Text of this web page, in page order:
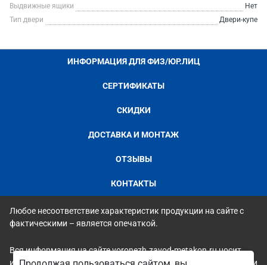
Выдвижные ящики
Нет
Тип двери
Двери-купе
ИНФОРМАЦИЯ ДЛЯ ФИЗ/ЮР.ЛИЦ
СЕРТИФИКАТЫ
СКИДКИ
ДОСТАВКА И МОНТАЖ
ОТЗЫВЫ
КОНТАКТЫ
Любое несоответствие характеристик продукции на сайте с
фактическими – является опечаткой.
Вся информация на сайте voronezh.zavod-metakon.ru носит
исключительно ознакомительный и справочный характер и ни